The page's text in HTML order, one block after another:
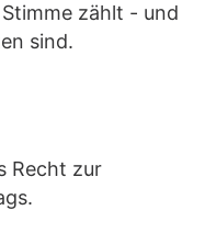
zählt - und
sind.
Recht zur